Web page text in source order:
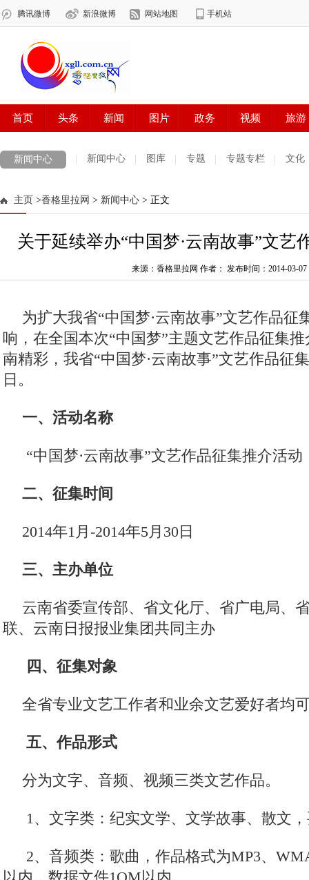
新闻中心 新闻中心 图库 专题 专题专栏 文化
法治迪庆
主页 >香格里拉网 > 新闻中心 > 正文
关于延续举办“中国梦·云南故事”文艺
来源：香格里拉网 作者： 发布时间：2014-03-07
为扩大我省“中国梦·云南故事”文艺作品征
响，在全国本次“中国梦”主题文艺作品征集
南精彩，我省“中国梦·云南故事”文艺作品征
日。
一、活动名称
“中国梦·云南故事”文艺作品征集推介活动
二、征集时间
2014年1月-2014年5月30日
三、主办单位
云南省委宣传部、省文化厅、省广电局、
联、云南日报报业集团共同主办
四、征集对象
全省专业文艺工作者和业余文艺爱好者均
五、作品形式
分为文字、音频、视频三类文艺作品。
1、文字类：纪实文学、文学故事、散文
2、音频类：歌曲，作品格式为MP3、